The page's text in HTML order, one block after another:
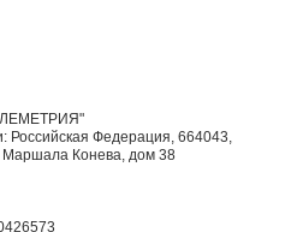
Российская Федерация, 664043,
Маршала Конева, дом 38